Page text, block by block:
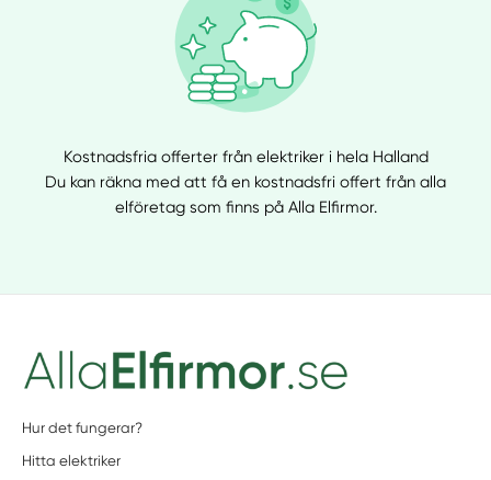
Kostnadsfria offerter från elektriker i hela Halland
Du kan räkna med att få en kostnadsfri offert från alla
elföretag som finns på Alla Elfirmor.
Hur det fungerar?
Hitta elektriker